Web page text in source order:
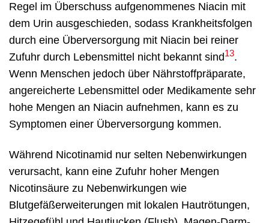
Regel im Überschuss aufgenommenes Niacin mit
dem Urin ausgeschieden, sodass Krankheitsfolgen
durch eine Überversorgung mit Niacin bei reiner
Zufuhr durch Lebensmittel nicht bekannt sind13.
Wenn Menschen jedoch über Nährstoffpräparate,
angereicherte Lebensmittel oder Medikamente sehr
hohe Mengen an Niacin aufnehmen, kann es zu
Symptomen einer Überversorgung kommen.
Während Nicotinamid nur selten Nebenwirkungen
verursacht, kann eine Zufuhr hoher Mengen
Nicotinsäure zu Nebenwirkungen wie
Blutgefäßerweiterungen mit lokalen Hautrötungen,